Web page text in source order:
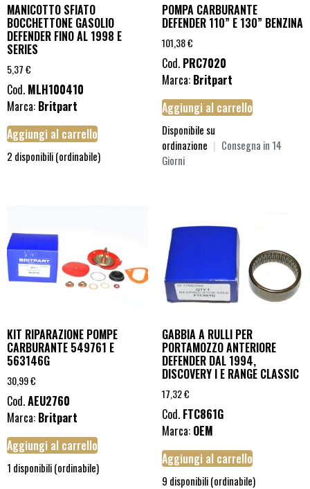
MANICOTTO SFIATO
BOCCHETTONE GASOLIO
DEFENDER FINO AL 1998 E
SERIES
5,37€
Cod. MLH100410
Marca: Britpart
Aggiungi al carrello
2 disponibili (ordinabile)
POMPA CARBURANTE
DEFENDER 110” E 130” BENZINA
101,38€
Cod. PRC7020
Marca: Britpart
Aggiungi al carrello
Disponibile su
ordinazione | Consegna in 14
Giorni
KIT RIPARAZIONE POMPE
CARBURANTE 549761 E
563146G
30,99€
Cod.AEU2760
Marca: Britpart
Aggiungi al carrello
1 disponibili (ordinabile)
GABBIA A RULLI PER
PORTAMOZZO ANTERIORE
DEFENDER DAL 1994,
DISCOVERY I E RANGE CLASSIC
17,32€
Cod. FTC861G
Marca: OEM
Aggiungi al carrello
9 disponibili (ordinabile)